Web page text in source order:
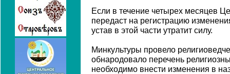
Если в течение четырех месяцев
передаст на регистрацию
устав в этой части утратит силу.
Минкультуры провело
обнародовало перечень
необходимо внести изменения в